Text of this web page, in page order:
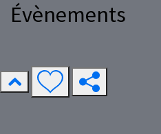
Évènements